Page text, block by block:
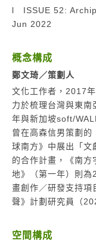
l ISSUE 52:
Jun 2022
概念構成
鄭文琦／策劃人
文化工作者，2017
力於梳理台灣與東
年與新加坡soft/
曾在高森信男策劃的
球南方》中展出「
的合作計畫，《南方
地》（第一年）則
畫創作／研發支持項
聲》計劃研究員（
空間構成